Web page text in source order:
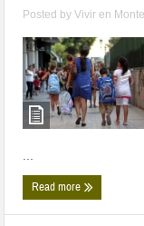
Posted byVivir en
...
Read more